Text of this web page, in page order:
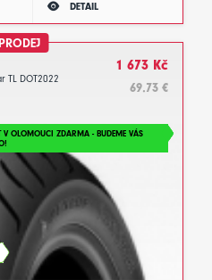
DETAIL
TL DOT2022
1 673 Kč
69.73 €
V OLOMOUCI ZDARMA - BUDEME VÁS